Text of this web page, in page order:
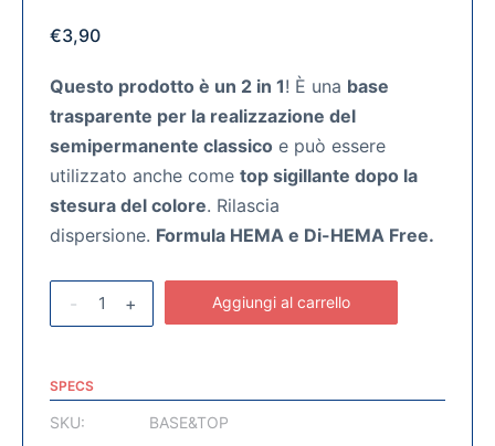
€3,90
Questo prodotto è un 2 in 1! È una base
trasparente per la realizzazione del
semipermanente classico e può essere
utilizzato anche come top sigillante dopo la
stesura del colore. Rilascia
dispersione. Formula HEMA e Di-HEMA Free.
- + Aggiungi al carrello
SPECS
SKU:
BASE&TOP